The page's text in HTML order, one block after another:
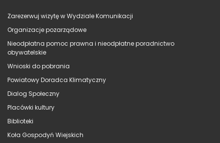
Zarezerwuj wizytę w Wydziale Komunikacji
Organizacje pozarządowe
Nieodpłatna pomoc prawna i nieodpłatne poradnictwo
obywatelskie
Wnioski do pobrania
Powiatowy Doradca Klimatyczny
Dialog Społeczny
Placówki kultury
Biblioteki
Koła Gospodyń Wiejskich